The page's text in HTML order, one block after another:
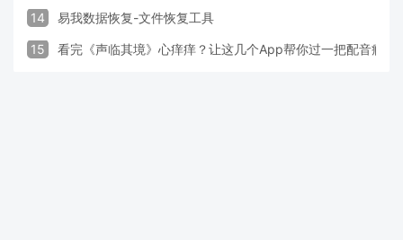
14 易我数据恢复-文件恢复工具
15 看完《声临其境》心痒痒？让这几个App帮你过一把配音瘾